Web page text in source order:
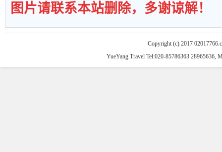
图片请联系本站删除，多谢谅解！
Copyright (c) 2017
YueYang Travel Tel:020-85786363 28965636,